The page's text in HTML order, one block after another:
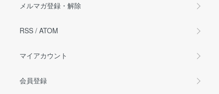
メルマガ登録・解除
RSS / ATOM
マイアカウント
会員登録